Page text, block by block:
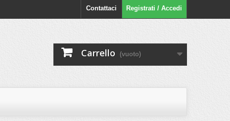
Registrati / Accedi
Contattaci
Carrello (vuoto)